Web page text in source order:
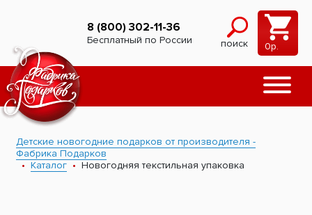
8 (800) 302-11-36
Бесплатный по России поиск 0р.
Детские новогодние подарков от производителя -
Фабрика Подарков
Каталог
Новогодняя текстильная упаковка